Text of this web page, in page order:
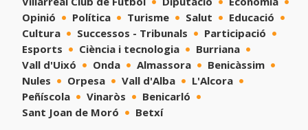
Opinió
Política Turisme Salut
Educació
Cultura
Successos - Tribunals
Participació
Esports
Ciència i tecnologia
Burriana
Vall d'Uixó
Onda Almassora
Benicàssim
Nules
Orpesa Vall d'Alba
L'Alcora
Peñíscola
Vinaròs
Benicarló
Sant Joan de Moró
Betxí